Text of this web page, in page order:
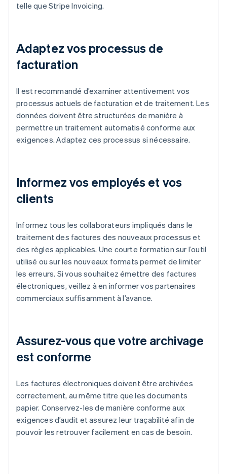
telle que Stripe Invoicing.
Adaptez vos processus de
facturation
Il est recommandé d’examiner attentivement vos
processus actuels de facturation et de traitement. Les
données doivent être structurées de manière à
permettre un traitement automatisé conforme aux
exigences. Adaptez ces processus si nécessaire.
Informez vos employés et vos
clients
Informez tous les collaborateurs impliqués dans le
traitement des factures des nouveaux processus et
des règles applicables. Une courte formation sur l’outil
utilisé ou sur les nouveaux formats permet de limiter
les erreurs. Si vous souhaitez émettre des factures
électroniques, veillez à en informer vos partenaires
commerciaux suffisamment à l’avance.
Assurez-vous que votre archivage
est conforme
Les factures électroniques doivent être archivées
correctement, au même titre que les documents
papier. Conservez-les de manière conforme aux
exigences d’audit et assurez leur traçabilité afin de
pouvoir les retrouver facilement en cas de besoin.